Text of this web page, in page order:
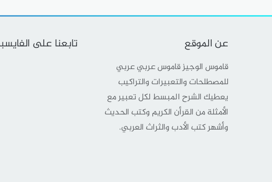
عن الموقع
قاموس الوجيز قاموس عربي عربي
للمصطلحات والتعبيرات والتراكيب
يعطيك الشرح المبسط لكل تعبير مع
الأمثلة من القرأن الكريم وكتب الحديث
وأشهر كتب الأدب والثراث العربي.
تابعنا على